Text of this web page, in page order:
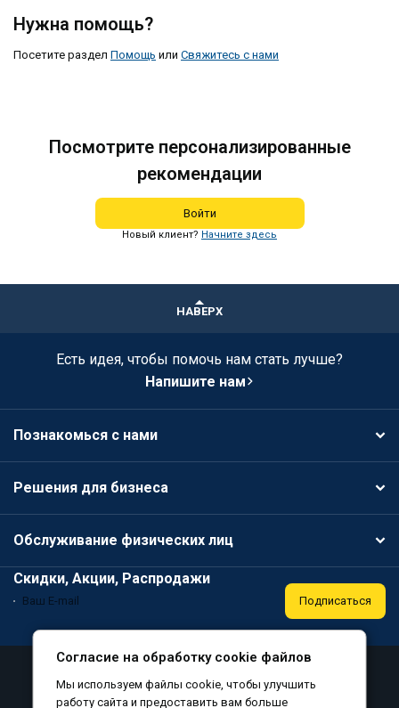
Нужна помощь?
Посетите раздел Помощь или Свяжитесь с нами
Посмотрите персонализированные
рекомендации
Войти
Новый клиент? Начните здесь
НАВЕРХ
Есть идея, чтобы помочь нам стать лучше?
Напишите нам
Познакомься с нами
Решения для бизнеса
Обслуживание физических лиц
Скидки, Акции, Распродажи
Подписаться
Политика конфиденциальности
Соглашение на обработку персональных данных
Согласие на обработку cookie файлов
Мы используем файлы cookie, чтобы улучшить
работу сайта и предоставить вам больше